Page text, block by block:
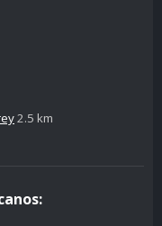
2.5 km